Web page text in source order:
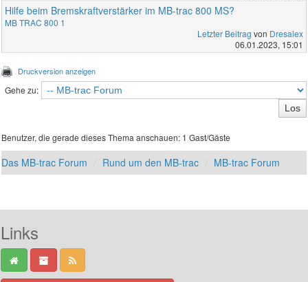
Hilfe beim Bremskraftverstärker im MB-trac 800 MS?
MB TRAC 800 1
Letzter Beitrag von Dresalex
06.01.2023, 15:01
Druckversion anzeigen
Gehe zu:
Benutzer, die gerade dieses Thema anschauen: 1 Gast/Gäste
Das MB-trac Forum Rund um den MB-trac MB-trac Forum
Links